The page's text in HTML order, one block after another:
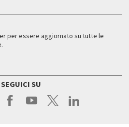
per essere aggiornato su tutte le
SEGUICI SU